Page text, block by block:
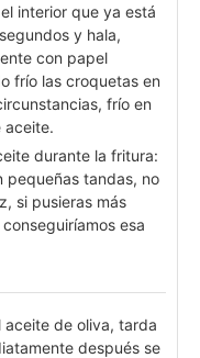
interior que ya está
y hala,
con papel
frío las croquetas en
frío en
aceite.
durante la fritura:
pequeñas tandas, no
si pusieras más
esa
aceite de oliva, tarda
después se